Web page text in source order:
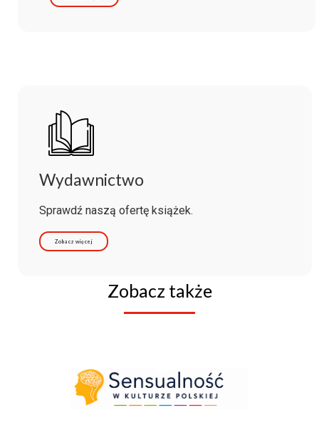
Wydawnictwo
Sprawdź naszą ofertę książek.
Zobacz więcej
Zobacz także